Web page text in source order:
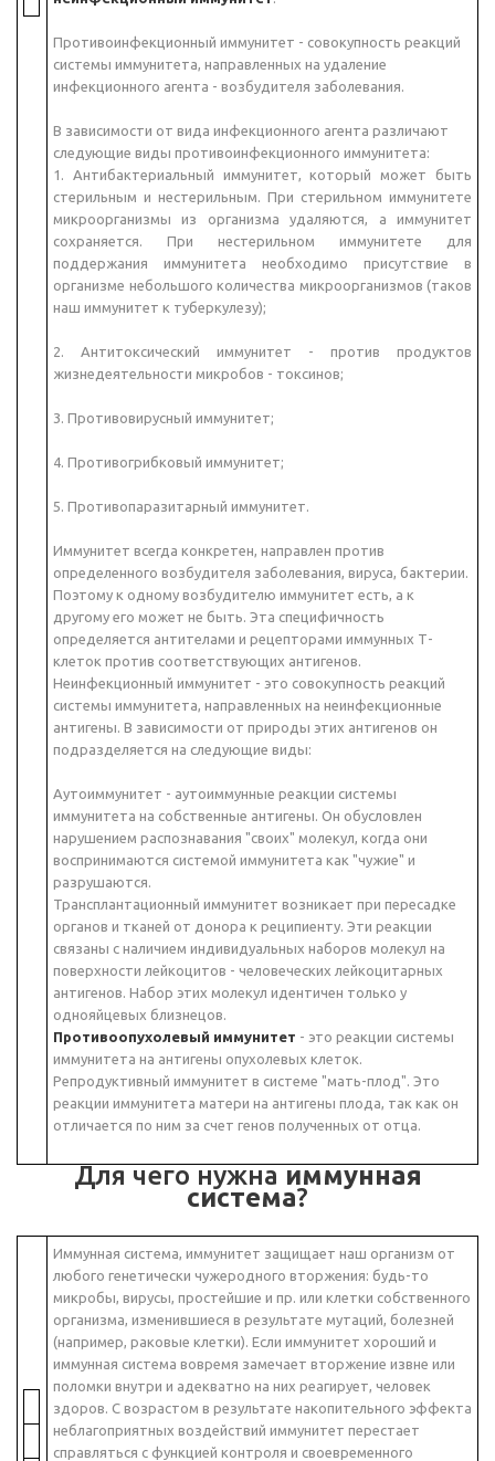
Противоинфекционный иммунитет - совокупность реакций
системы иммунитета, направленных на удаление
инфекционного агента - возбудителя заболевания.
В зависимости от вида инфекционного агента различают
следующие виды противоинфекционного иммунитета:
1. Антибактериальный иммунитет, который может быть
стерильным и нестерильным. При стерильном иммунитете
микроорганизмы из организма удаляются, а иммунитет
сохраняется. При нестерильном иммунитете для
поддержания иммунитета необходимо присутствие в
организме небольшого количества микроорганизмов (таков
наш иммунитет к туберкулезу);
2. Антитоксический иммунитет - против продуктов
жизнедеятельности микробов - токсинов;
3. Противовирусный иммунитет;
4. Противогрибковый иммунитет;
5. Противопаразитарный иммунитет.
Иммунитет всегда конкретен, направлен против
определенного возбудителя заболевания, вируса, бактерии.
Поэтому к одному возбудителю иммунитет есть, а к
другому его может не быть. Эта специфичность
определяется антителами и рецепторами иммунных Т-
клеток против соответствующих антигенов.
Неинфекционный иммунитет - это совокупность реакций
системы иммунитета, направленных на неинфекционные
антигены. В зависимости от природы этих антигенов он
подразделяется на следующие виды:
Аутоиммунитет - аутоиммунные реакции системы
иммунитета на собственные антигены. Он обусловлен
нарушением распознавания "своих" молекул, когда они
воспринимаются системой иммунитета как "чужие" и
разрушаются.
Трансплантационный иммунитет возникает при пересадке
органов и тканей от донора к реципиенту. Эти реакции
связаны с наличием индивидуальных наборов молекул на
поверхности лейкоцитов - человеческих лейкоцитарных
антигенов. Набор этих молекул идентичен только у
однояйцевых близнецов.
Противоопухолевый иммунитет - это реакции системы
иммунитета на антигены опухолевых клеток.
Репродуктивный иммунитет в системе "мать-плод". Это
реакции иммунитета матери на антигены плода, так как он
отличается по ним за счет генов полученных от отца.
Для чего нужна иммунная
система?
Иммунная система, иммунитет защищает наш организм от
любого генетически чужеродного вторжения: будь-то
микробы, вирусы, простейшие и пр. или клетки собственного
организма, изменившиеся в результате мутаций, болезней
(например, раковые клетки). Если иммунитет хороший и
иммунная система вовремя замечает вторжение извне или
поломки внутри и адекватно на них реагирует, человек
здоров. С возрастом в результате накопительного эффекта
неблагоприятных воздействий иммунитет перестает
справляться с функцией контроля и своевременного